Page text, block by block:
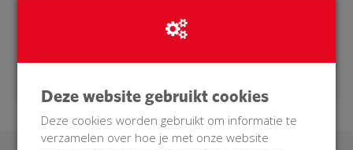
Doneer voor onze BuurtAED!
Deze website gebruikt cookies
Deze cookies worden gebruikt om informatie te
verzamelen over hoe je met onze website